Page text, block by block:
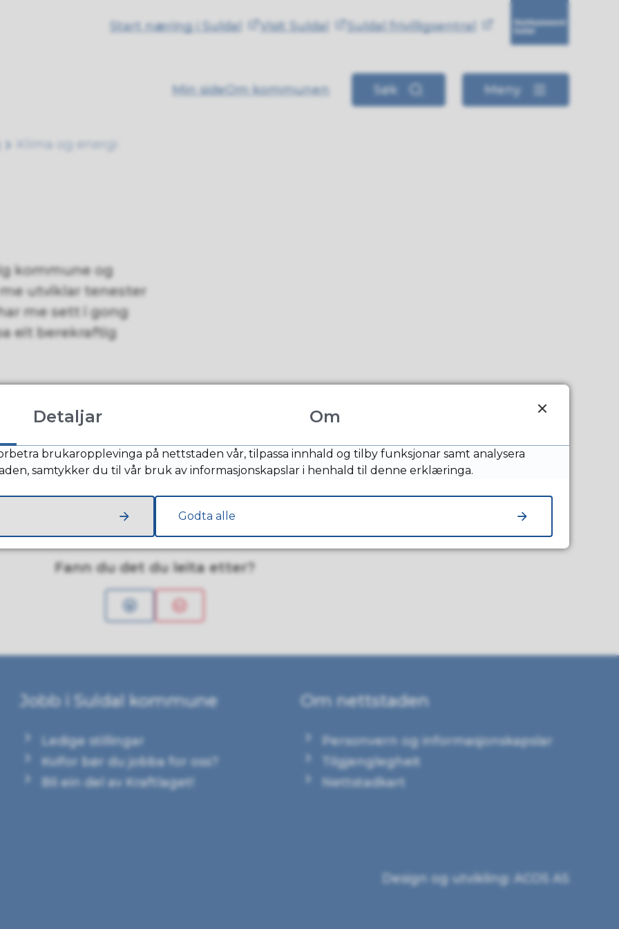
Start næring i Suldal Visit Suldal Suldal frivilligsentral
Min sideOm kommunen Søk Meny
Klima og energi
kommune og
utviklar tenester
me sett i gong
eit berekraftig
Klima- og miljøstatus
Fann du det du leita etter?
Ja Nei
Jobb i Suldal kommune
Ledige stillingar
Kvifor bør du jobba for oss?
Bli ein del av Kraftlaget!
Om nettstaden
Personvern og informasjonskapslar
Tilgjenglegheit
Nettstadkart
Design og utvikling: ACOS AS
Detaljar Om
brukaropplevinga på nettstaden vår, tilpassa innhald og tilby funksjonar samt analysera
samtykker du til vår bruk av informasjonskapslar i henhald til denne erklæringa.
Godta alle